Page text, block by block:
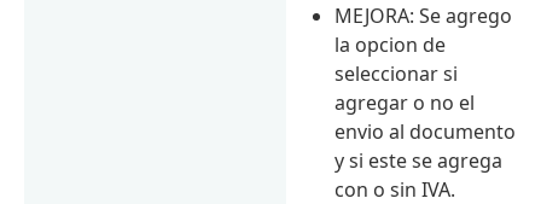
MEJORA: Se agrego
la opcion de
seleccionar si
agregar o no el
envio al documento
y si este se agrega
con o sin IVA.